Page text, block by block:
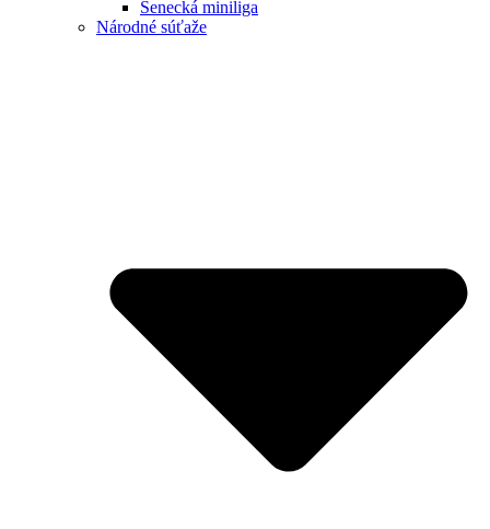
Senecká miniliga
Národné súťaže